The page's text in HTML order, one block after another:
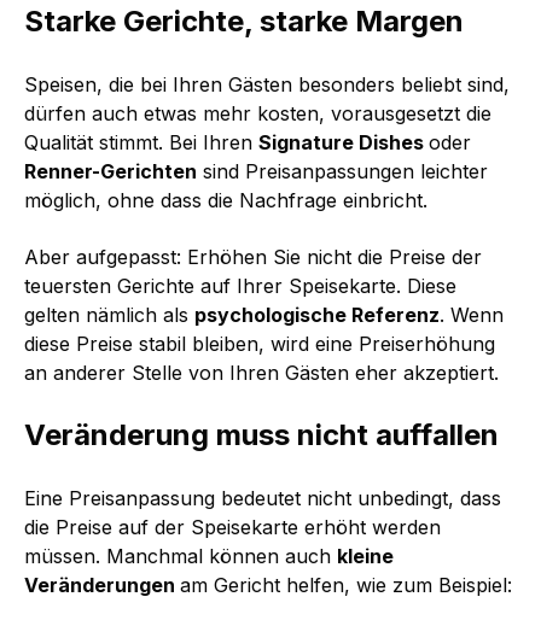
Starke Gerichte, starke Margen
Speisen, die bei Ihren Gästen besonders beliebt sind,
dürfen auch etwas mehr kosten, vorausgesetzt die
Qualität stimmt. Bei Ihren Signature Dishes oder
Renner-Gerichten sind Preisanpassungen leichter
möglich, ohne dass die Nachfrage einbricht.
Aber aufgepasst: Erhöhen Sie nicht die Preise der
teuersten Gerichte auf Ihrer Speisekarte. Diese
gelten nämlich als psychologische Referenz. Wenn
diese Preise stabil bleiben, wird eine Preiserhöhung
an anderer Stelle von Ihren Gästen eher akzeptiert.
Veränderung muss nicht auffallen
Eine Preisanpassung bedeutet nicht unbedingt, dass
die Preise auf der Speisekarte erhöht werden
müssen. Manchmal können auch kleine
Veränderungen am Gericht helfen, wie zum Beispiel: